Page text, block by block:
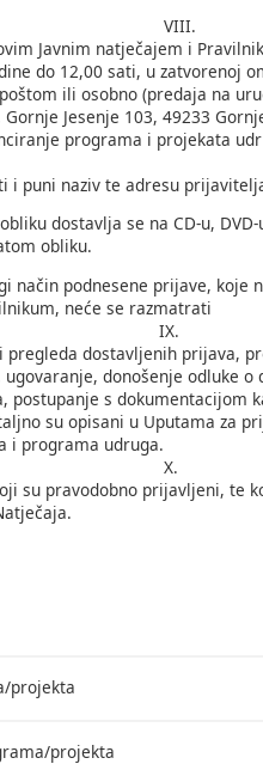
Javnim natječajem i
do 12,00 sati, u zatvorenoj
ili osobno (predaja na
Jesenje 103, 49233
programa i projekata
i puni naziv te adresu
dostavlja se na CD-u,
obliku.
način podnesene prijave, koje
neće se razmatrati
pregleda dostavljenih prijava,
donošenje odluke
postupanje s dokumentacijom
su opisani u Uputama za
i programa udruga.
su pravodobno prijavljeni, te
projekta
projekta